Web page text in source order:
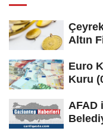
Altın
Euro
Kuru
AFAD